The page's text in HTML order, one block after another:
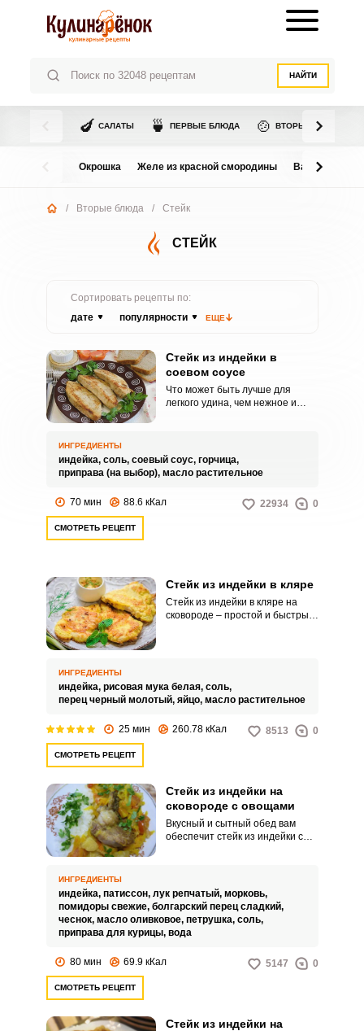
НАЙТИ
🍆 САЛАТЫ 🍵 ПЕРВЫЕ БЛЮДА 🍲 ВТОРЫЕ БЛЮДА
Окрошка Желе из красной смородины Варенье из
/ Вторые блюда / Стейк
СТЕЙК
Сортировать рецепты по:
дате
популярности ЕЩЕ
Стейк из индейки в
соевом соусе
Что может быть лучше для
легкого удина, чем нежное и
ароматным, не перебивая
натурального его вкуса.
ИНГРЕДИЕНТЫ
индейка, соль, соевый соус, горчица,
приправа (на выбор), масло растительное
70 мин 88.6 кКал 22934 0
СМОТРЕТЬ РЕЦЕПТ
Стейк из индейки в кляре
Стейк из индейки в кляре на
сковороде – простой и быстрый
необходимых продуктов весьма
доступный.
ИНГРЕДИЕНТЫ
индейка, рисовая мука белая, соль,
перец черный молотый, яйцо, масло растительное
25 мин 260.78 кКал 8513 0
СМОТРЕТЬ РЕЦЕПТ
Стейк из индейки на
сковороде с овощами
Вкусный и сытный обед вам
обеспечит стейк из индейки с
ИНГРЕДИЕНТЫ
индейка, патиссон, лук репчатый, морковь,
помидоры свежие, болгарский перец сладкий,
чеснок, масло оливковое, петрушка, соль,
приправа для курицы, вода
80 мин 69.9 кКал 5147 0
СМОТРЕТЬ РЕЦЕПТ
Стейк из индейки на